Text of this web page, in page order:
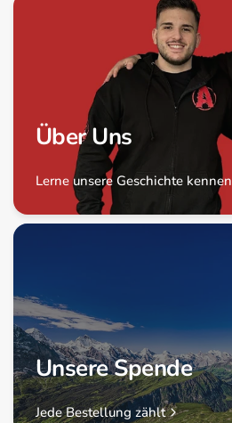
Über Uns
Lerne unsere Geschichte kennen
Unsere Spende
Jede Bestellung zählt